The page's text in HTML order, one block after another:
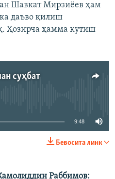
Шавкат Мирзиëев ҳам
даъво қилиш
Ҳозирча ҳамма кутиш
суҳбат
манба мавжуд эмас
9:48
Бевосита линк
Раббимов: